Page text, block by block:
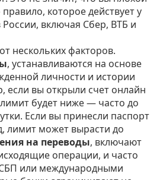
которое действует у
России, включая Сбер, ВТБ и
нескольких факторов.
, устанавливаются на основе
личности и истории
если вы открыли счет онлайн
будет ниже — часто до
Если вы принесли паспорт
лимит может вырасти до
на переводы, включают
операции, и часто
или международными